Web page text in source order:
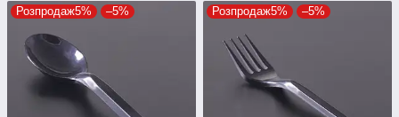
Розпродаж5% –5% Розпродаж5% –5%